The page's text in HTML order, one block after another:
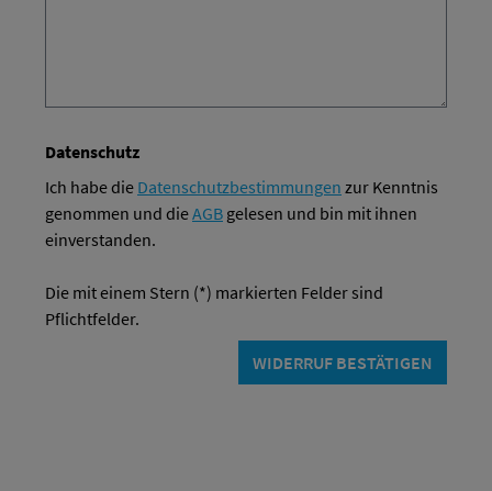
Datenschutz
Ich habe die Datenschutzbestimmungen zur Kenntnis
genommen und dieAGB gelesen und bin mit ihnen
einverstanden.
Die mit einem Stern (*) markierten Felder sind
Pflichtfelder.
WIDERRUF BESTÄTIGEN